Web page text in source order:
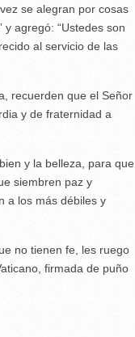
se alegran por cosas
agregó: “Ustedes son
al servicio de las
recuerden que el Señor
y de fraternidad a
y la belleza, para que
siembren paz y
a los más débiles y
no tienen fe, les ruego
firmada de puño